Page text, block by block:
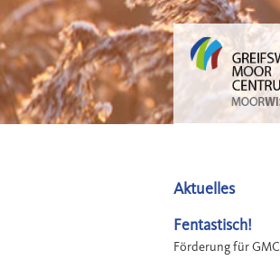
Aktuelles
Fentastisch!
Förderung für GMC